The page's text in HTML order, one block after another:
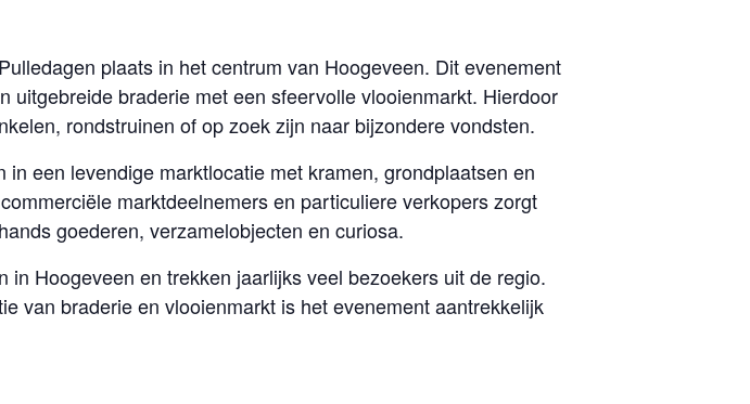
plaats in het centrum van Hoogeveen. Dit evenement
braderie met een sfeervolle vlooienmarkt. Hierdoor
rondstruinen of op zoek zijn naar bijzondere vondsten.
een levendige marktlocatie met kramen, grondplaatsen en
marktdeelnemers en particuliere verkopers zorgt
goederen, verzamelobjecten en curiosa.
Hoogeveen en trekken jaarlijks veel bezoekers uit de regio.
van braderie en vlooienmarkt is het evenement aantrekkelijk